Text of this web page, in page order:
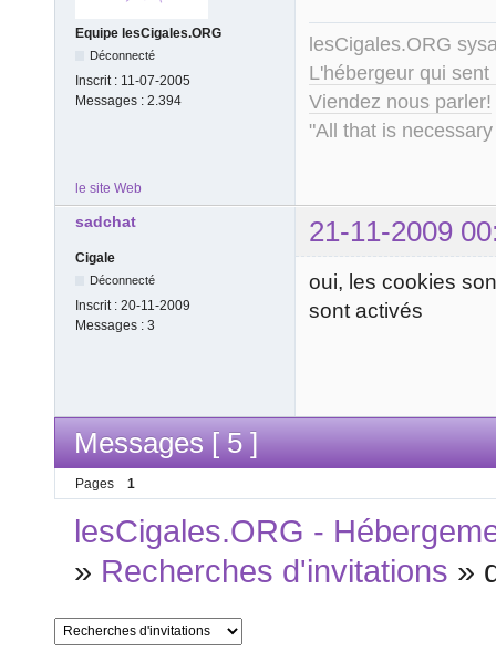
Equipe lesCigales.ORG
Déconnecté
Inscrit : 11-07-2005
Messages : 2.394
lesCigales.ORG
L'hébergeur qui
Viendez nous parler!
"All that is
le site Web
sadchat 21-11-2009
Cigale
Déconnecté
Inscrit : 20-11-2009
Messages : 3
oui, les cookies
sont activés
Messages [ 5 ]
Pages 1
lesCigales.ORG -
» Recherches d'invitations »